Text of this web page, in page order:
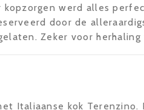
werd alles
door de
Zeker voor herhaling
Italiaanse kok Terenzino.